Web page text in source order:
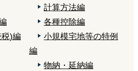
計算方法編
各種控除編
税)編
小規模宅地等の特例
編
物納・延納編